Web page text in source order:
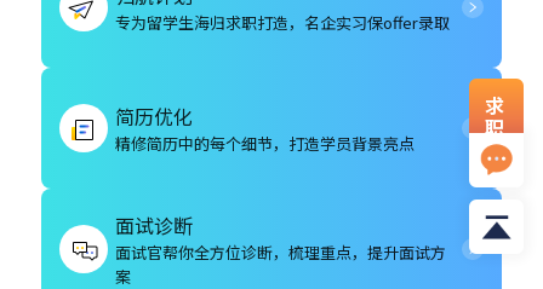
专为留学生海归求职打造，名企实习保offer录取
简历优化
精修简历中的每个细节，打造学员背景亮点
面试诊断
面试官帮你全方位诊断，梳理重点，提升面试方
案
求
职
资
料